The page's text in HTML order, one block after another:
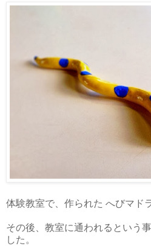
体験教室で、作られた へびマド
その後、教室に通われるという
した。